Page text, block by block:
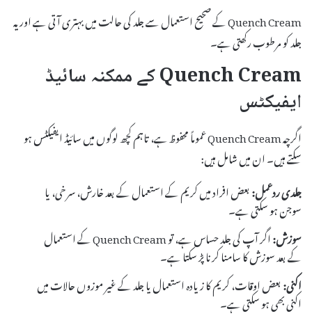
Quench Cream کے صحیح استعمال سے جلد کی حالت میں بہتری آتی ہے اور یہ
جلد کو مرطوب رکھتی ہے۔
Quench Cream کے ممکنہ سائیڈ
ایفیکٹس
اگرچہ Quench Cream عموماً محفوظ ہے، تاہم کچھ لوگوں میں سائیڈ ایفیکٹس ہو
سکتے ہیں۔ ان میں شامل ہیں:
جلدی ردعمل:بعض افراد میں کریم کے استعمال کے بعد خارش، سرخی، یا
سوجن ہو سکتی ہے۔
سوزش:
اگر آپ کی جلد حساس ہے، تو Quench Cream کے استعمال
کے بعد سوزش کا سامنا کرنا پڑ سکتا ہے۔
اکنی:بعض اوقات، کریم کا زیادہ استعمال یا جلد کے غیر موزوں حالات میں
اکنی بھی ہو سکتی ہے۔